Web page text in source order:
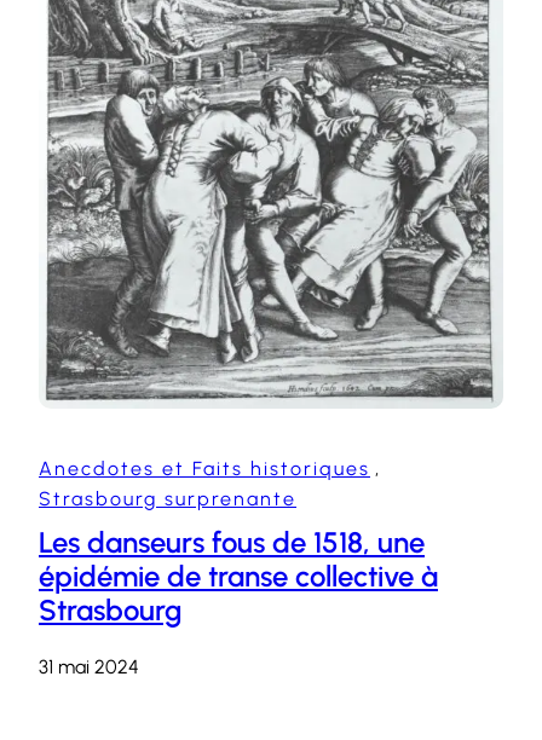
Anecdotes et Faits historiques ,
Strasbourg surprenante
Les danseurs fous de 1518, une
épidémie de transe collective à
Strasbourg
31 mai 2024